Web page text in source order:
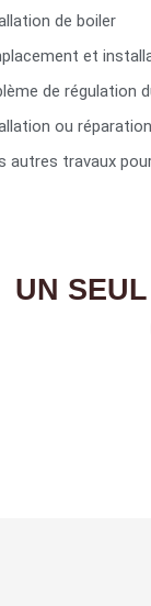
de boiler
et
de régulation
ou
autres travaux
UN